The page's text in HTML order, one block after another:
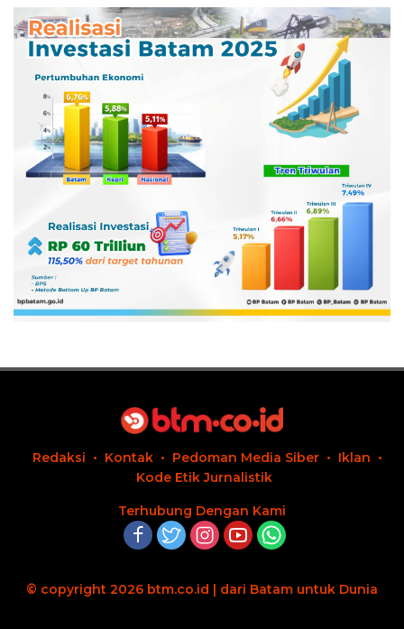
Redaksi Kontak Pedoman Media Siber
Iklan
Kode Etik Jurnalistik
Terhubung Dengan Kami
© copyright 2026 btm.co.id | dari Batam untuk Dunia